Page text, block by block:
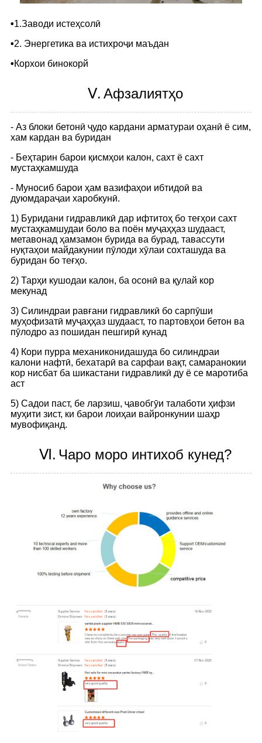
•1.Заводи истеҳсолӣ
•2. Энергетика ва истихроҷи маъдан
•Корхои бинокорй
Ⅴ. Афзалиятҳо
- Аз блоки бетонӣ ҷудо кардани арматураи оҳанӣ ё сим,
хам кардан ва буридан
- Беҳтарин барои қисмҳои калон, сахт ё сахт
мустаҳкамшуда
- Муносиб барои ҳам вазифаҳои ибтидоӣ ва
дуюмдараҷаи харобкунӣ.
1) Буридани гидравликӣ дар ифтитоҳ бо теғҳои сахт
мустаҳкамшудаи боло ва поён муҷаҳҳаз шудааст,
метавонад ҳамзамон бурида ва бурад, тавассути
нуқтаҳои майдакунии пӯлоди хӯлаи сохташуда ва
буридан бо теғҳо.
2) Тарҳи кушодаи калон, ба осонӣ ва қулай кор
мекунад
3) Силиндраи равғани гидравликӣ бо сарпӯши
муҳофизатӣ муҷаҳҳаз шудааст, то партовҳои бетон ва
пӯлодро аз пошидан пешгирӣ кунад
4) Кори пурра механиконидашуда бо силиндраи
калони нафтӣ, бехатарӣ ва сарфаи вақт, самаранокии
кор нисбат ба шикастани гидравликӣ ду ё се маротиба
аст
5) Садои паст, бе ларзиш, ҷавобгӯи талаботи ҳифзи
муҳити зист, ки барои лоиҳаи вайронкунии шаҳр
мувофиқанд.
Ⅵ. Чаро моро интихоб кунед?